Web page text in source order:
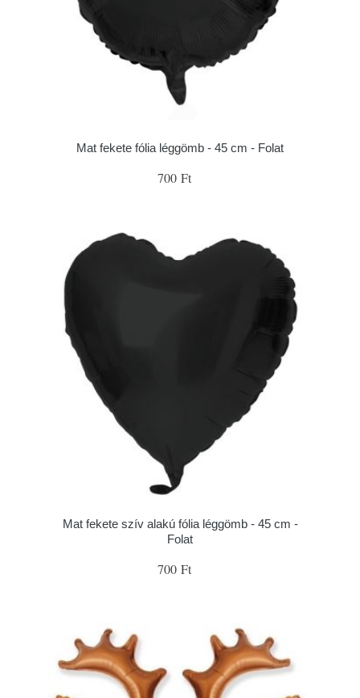
Mat fekete fólia léggömb - 45 cm - Folat
700 Ft
Mat fekete szív alakú fólia léggömb - 45 cm -
Folat
700 Ft